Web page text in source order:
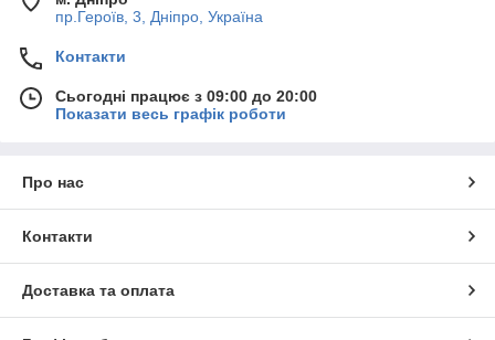
пр.Героїв, 3, Дніпро, Україна
Контакти
Сьогодні працює з 09:00 до 20:00
Показати весь графік роботи
Про нас
Контакти
Доставка та оплата